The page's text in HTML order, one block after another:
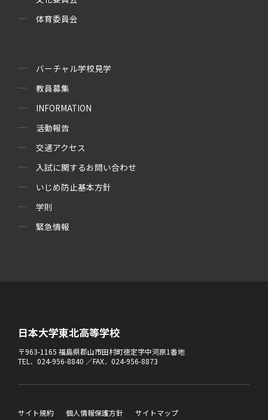
体育委員会
バーチャル学校見学
教員募集
INFORMATION
活動報告
交通アクセス
入試に関するお問い合わせ
いじめ防止基本方針
学則
緊急情報
日本大学東北高等学校
〒963-1165 福島県郡山市田村町徳定字中河原1番地
TEL．024-956-8840 ／FAX．024-956-8873
サイト規約 個人情報保護方針 サイトマップ